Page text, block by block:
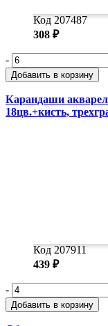
Код 207487
308 ₽
-
Добавить в корзину
Карандаши
18цв.+кисть,
Код 207911
439 ₽
-
Добавить в корзину